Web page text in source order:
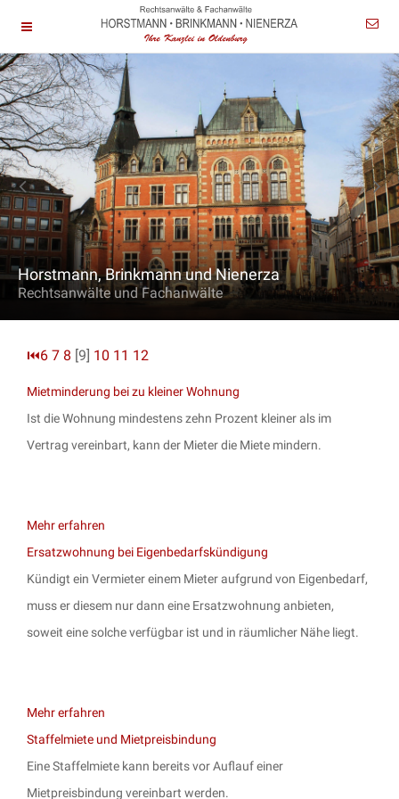
Horstmann, Brinkmann und Nienerza
Rechtsanwälte und Fachanwälte
⏮6 7 8 [9] 10 11 12
Mietminderung bei zu kleiner Wohnung
Ist die Wohnung mindestens zehn Prozent kleiner als im
Vertrag vereinbart, kann der Mieter die Miete mindern.
Mehr erfahren
Ersatzwohnung bei Eigenbedarfskündigung
Kündigt ein Vermieter einem Mieter aufgrund von Eigenbedarf,
muss er diesem nur dann eine Ersatzwohnung anbieten,
soweit eine solche verfügbar ist und in räumlicher Nähe liegt.
Mehr erfahren
Staffelmiete und Mietpreisbindung
Eine Staffelmiete kann bereits vor Auflauf einer
Mietpreisbindung vereinbart werden.